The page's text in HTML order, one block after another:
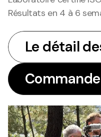
Résultats en 4 à 6
Le détail
Le détail